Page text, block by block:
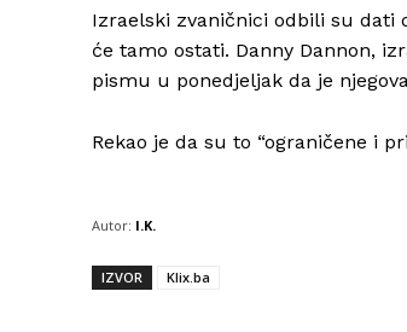
Izraelski zvaničnici odbili su dati
će tamo ostati. Danny Dannon,
pismu u ponedjeljak da je
Rekao je da su to “ograničene i
Autor: I.K.
IZVOR Klix.ba